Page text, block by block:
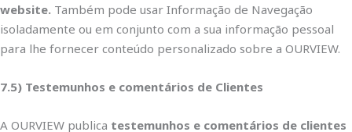
website. Também pode usar Informação de Navegação
isoladamente ou em conjunto com a sua informação pessoal
para lhe fornecer conteúdo personalizado sobre a OURVIEW.
7.5) Testemunhos e comentários de Clientes
A OURVIEW publica testemunhos e comentários de clientes